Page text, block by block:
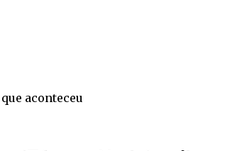
aconteceu